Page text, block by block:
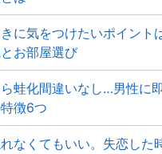
に気をつけたいポイント
お部屋選び
蛙化間違いなし…男性に
徴6つ
なくてもいい。失恋した